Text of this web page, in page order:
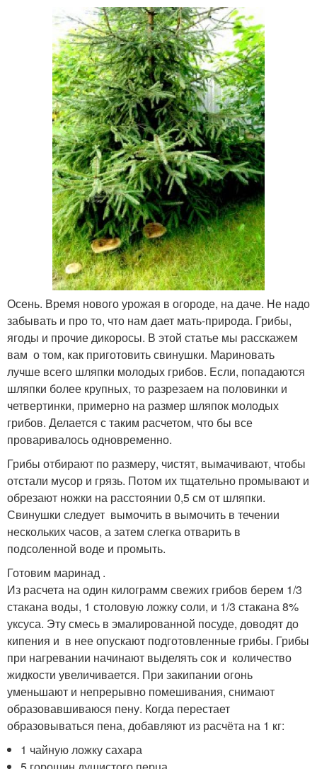
Осень. Время нового урожая в огороде, на даче. Не надо
забывать и про то, что нам дает мать-природа. Грибы,
ягоды и прочие дикоросы. В этой статье мы расскажем
вам о том, как приготовить свинушки. Мариновать
лучше всего шляпки молодых грибов. Если, попадаются
шляпки более крупных, то разрезаем на половинки и
четвертинки, примерно на размер шляпок молодых
грибов. Делается с таким расчетом, что бы все
проваривалось одновременно.
Грибы отбирают по размеру, чистят, вымачивают, чтобы
отстали мусор и грязь. Потом их тщательно промывают и
обрезают ножки на расстоянии 0,5 см от шляпки.
Свинушки следует вымочить в вымочить в течении
нескольких часов, а затем слегка отварить в
подсоленной воде и промыть.
Готовим маринад .
Из расчета на один килограмм свежих грибов берем 1/3
стакана воды, 1 столовую ложку соли, и 1/3 стакана 8%
уксуса. Эту смесь в эмалированной посуде, доводят до
кипения и в нее опускают подготовленные грибы. Грибы
при нагревании начинают выделять сок и количество
жидкости увеличивается. При закипании огонь
уменьшают и непрерывно помешивания, снимают
образовавшиваюся пену. Когда перестает
образовываться пена, добавляют из расчёта на 1 кг:
1 чайную ложку сахара